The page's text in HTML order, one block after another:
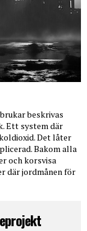
beskrivas
Ett system där
Det låter
Bakom alla
och korsvisa
där jordmånen för